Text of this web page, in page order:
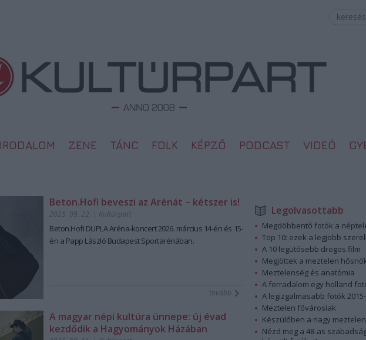
IRODALOM ZENE TÁNC FOLK KÉPZŐ PODCAST VIDEÓ
Beton.Hofi beveszi az Arénát – kétszer is!
2025. 09. 22. | Kultúrpart
Beton.Hofi DUPLA Aréna-koncert 2026. március 14-én és 15-
én a Papp László Budapest Sportarénában.
tovább
A magyar népi kultúra ünnepe: új évad
kezdődik a Hagyományok Házában
Legolvasottabb
Megdöbbentő fotók a
Top 10: ezek a legjobb
A 10 legütősebb drogos film
Megjöttek a meztelen
Meztelenség és anatómia
A forradalom egy holland
A legizgalmasabb fotók
Meztelen fővárosiak
Készülőben a nagy
Nézd meg a 48-as